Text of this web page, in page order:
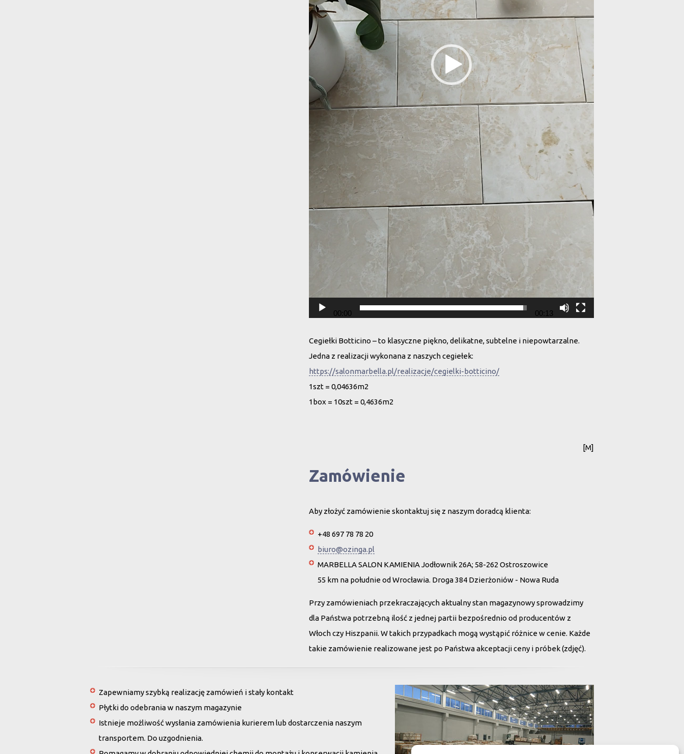
00:00 00:13
Cegiełki Botticino – to klasyczne piękno, delikatne, subtelne i niepowtarzalne.
Jedna z realizacji wykonana z naszych cegiełek:
https://salonmarbella.pl/realizacje/cegielki-botticino/
1szt = 0,04636m2
1box = 10szt = 0,4636m2
[M]
Zamówienie
Aby złożyć zamówienie skontaktuj się z naszym doradcą klienta:
+48 697 78 78 20
biuro@ozinga.pl
MARBELLA SALON KAMIENIA Jodłownik 26A; 58-262 Ostroszowice
55 km na południe od Wrocławia. Droga 384 Dzierżoniów - Nowa Ruda
Przy zamówieniach przekraczających aktualny stan magazynowy sprowadzimy
dla Państwa potrzebną ilość z jednej partii bezpośrednio od producentów z
Włoch czy Hiszpanii. W takich przypadkach mogą wystąpić różnice w cenie. Każde
takie zamówienie realizowane jest po Państwa akceptacji ceny i próbek (zdjęć).
Zapewniamy szybką realizację zamówień i stały kontakt
Płytki do odebrania w naszym magazynie
Istnieje możliwość wysłania zamówienia kurierem lub dostarczenia naszym
transportem. Do uzgodnienia.